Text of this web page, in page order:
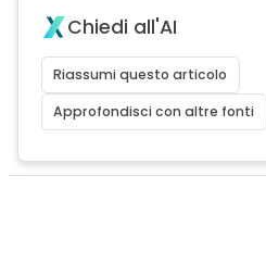
Chiedi all'AI
Riassumi questo articolo
Approfondisci con altre fonti